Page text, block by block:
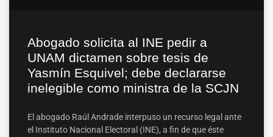
Abogado solicita al INE pedir a
UNAM dictamen sobre tesis de
Yasmín Esquivel; debe declararse
inelegible como ministra de la SCJN
El abogado Raúl Andrade interpuso un recurso legal ante
el Instituto Nacional Electoral (INE), a fin de que éste